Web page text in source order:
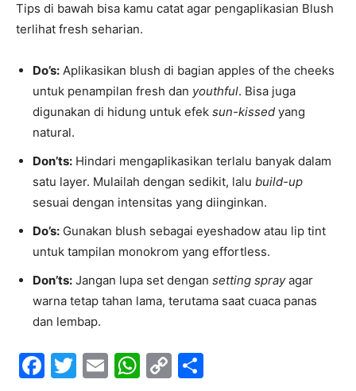
Tips di bawah bisa kamu catat agar pengaplikasian Blush
terlihat fresh seharian.
Do’s: Aplikasikan blush di bagian apples of the cheeks
untuk penampilan fresh dan youthful. Bisa juga
digunakan di hidung untuk efek sun-kissed yang
natural.
Don’ts: Hindari mengaplikasikan terlalu banyak dalam
satu layer. Mulailah dengan sedikit, lalu build-up
sesuai dengan intensitas yang diinginkan.
Do’s: Gunakan blush sebagai eyeshadow atau lip tint
untuk tampilan monokrom yang effortless.
Don’ts: Jangan lupa set dengan setting sprayagar
warna tetap tahan lama, terutama saat cuaca panas
dan lembap.
F
T
E
W C